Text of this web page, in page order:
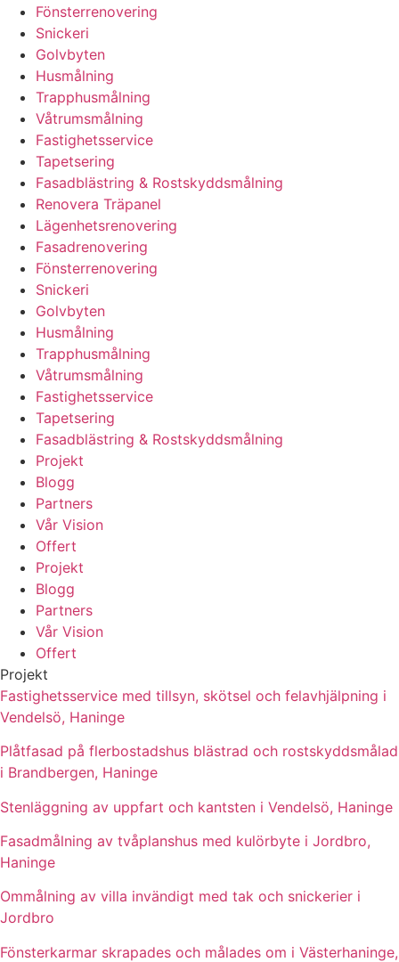
Fönsterrenovering
Snickeri
Golvbyten
Husmålning
Trapphusmålning
Våtrumsmålning
Fastighetsservice
Tapetsering
Fasadblästring & Rostskyddsmålning
Renovera Träpanel
Lägenhetsrenovering
Fasadrenovering
Fönsterrenovering
Snickeri
Golvbyten
Husmålning
Trapphusmålning
Våtrumsmålning
Fastighetsservice
Tapetsering
Fasadblästring & Rostskyddsmålning
Projekt
Blogg
Partners
Vår Vision
Offert
Projekt
Blogg
Partners
Vår Vision
Offert
Projekt
Fastighetsservice med tillsyn, skötsel och felavhjälpning i
Vendelsö, Haninge
Plåtfasad på flerbostadshus blästrad och rostskyddsmålad
i Brandbergen, Haninge
Stenläggning av uppfart och kantsten i Vendelsö, Haninge
Fasadmålning av tvåplanshus med kulörbyte i Jordbro,
Haninge
Ommålning av villa invändigt med tak och snickerier i
Jordbro
Fönsterkarmar skrapades och målades om i Västerhaninge,